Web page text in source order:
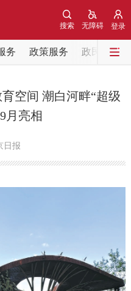
登录
无障碍
搜索
务 政策服务 政民互动
息
回应关切
开
空间 潮白河畔“超级
月亮相
日报